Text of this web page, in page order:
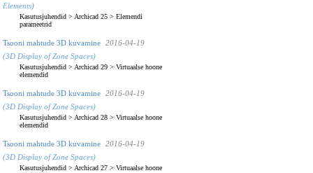
Elements)
Kasutusjuhendid > Archicad 25 > Elemendi
parameetrid
Tsooni mahtude 3D kuvamine
2016-04-19
(3D Display of Zone Spaces)
Kasutusjuhendid > Archicad 29 > Virtuaalse hoone
elemendid
Tsooni mahtude 3D kuvamine
2016-04-19
(3D Display of Zone Spaces)
Kasutusjuhendid > Archicad 28 > Virtuaalse hoone
elemendid
Tsooni mahtude 3D kuvamine
2016-04-19
(3D Display of Zone Spaces)
Kasutusjuhendid > Archicad 27 > Virtuaalse hoone